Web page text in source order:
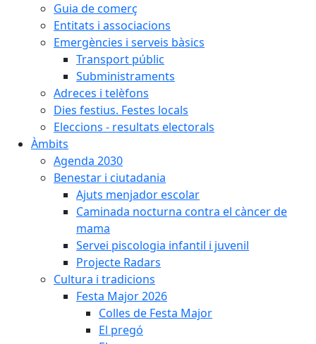
Guia de comerç
Entitats i associacions
Emergències i serveis bàsics
Transport públic
Subministraments
Adreces i telèfons
Dies festius. Festes locals
Eleccions - resultats electorals
Àmbits
Agenda 2030
Benestar i ciutadania
Ajuts menjador escolar
Caminada nocturna contra el càncer de
mama
Servei piscologia infantil i juvenil
Projecte Radars
Cultura i tradicions
Festa Major 2026
Colles de Festa Major
El pregó